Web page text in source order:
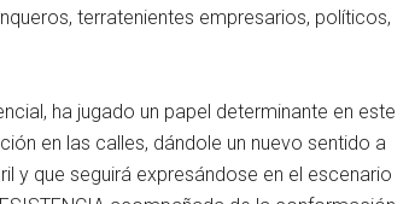
terratenientes empresarios, políticos,
ha jugado un papel determinante en este
en las calles, dándole un nuevo sentido a
y que seguirá expresándose en el escenario